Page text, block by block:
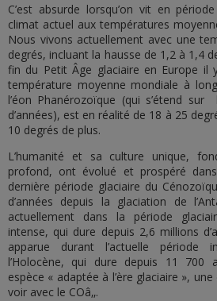
C’est absurde lorsqu’on vit en
climat actuel aux températures
Nous vivons actuellement avec une
degrés, incluant la hausse de 1,2 à 1,4
fin du Petit Âge glaciaire en Europe il
température moyenne mondiale à
l’éon Phanérozoïque (qui s’étend
d’années), est en réalité de 18 à 25
10 degrés de plus.
L’humanité et sa culture unique,
profond, ont évolué et prospéré
dernière période glaciaire du
d’années depuis la glaciation de
actuellement dans la période
intense, qui dure depuis 2,6 millions
apparue durant l’actuelle période
l’Holocène, qui dure depuis 11 700
espèce « adaptée à l’ère glaciaire »,
voir avec le COâ‚‚.